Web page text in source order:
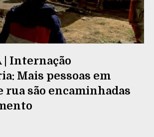
| Internação
Mais pessoas em
rua são encaminhadas